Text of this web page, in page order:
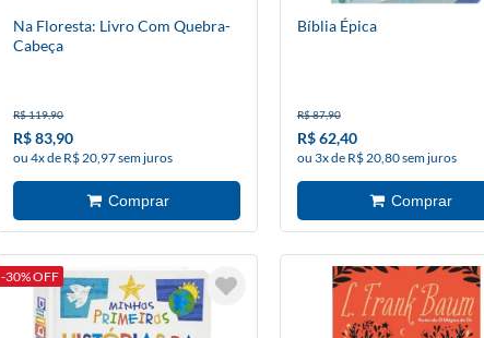
Na Floresta: Livro Com Quebra-
Cabeça
R$ 119,90
R$ 83,90
ou 4x de R$ 20,97 sem juros
Bíblia Épica
R$ 87,90
R$ 62,40
ou 3x de R$ 20,80 sem juros
-30% OFF